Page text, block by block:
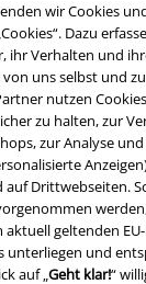
wir Cookies
Dazu
Verhalten und
uns selbst und
nutzen
zu halten, zur
zur Analyse und
auf Drittwebseiten.
geltenden
unterliegen und
auf „Geht klar!“